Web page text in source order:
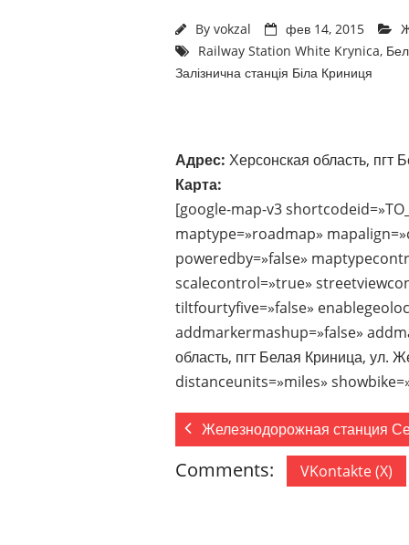
By vokzal фев 14, 2015
Railway Station White Krynica,
Залізнична станція Біла Криниця
Адрес: Херсонская область, пгт
Карта:
[google-map-v3
maptype=»roadmap»
poweredby=»false»
scalecontrol=»true»
tiltfourtyfive=»false»
addmarkermashup=»false»
область, пгт Белая Криница,
distanceunits=»miles»
Железнодорожная станция
Comments: VKontakte (X)